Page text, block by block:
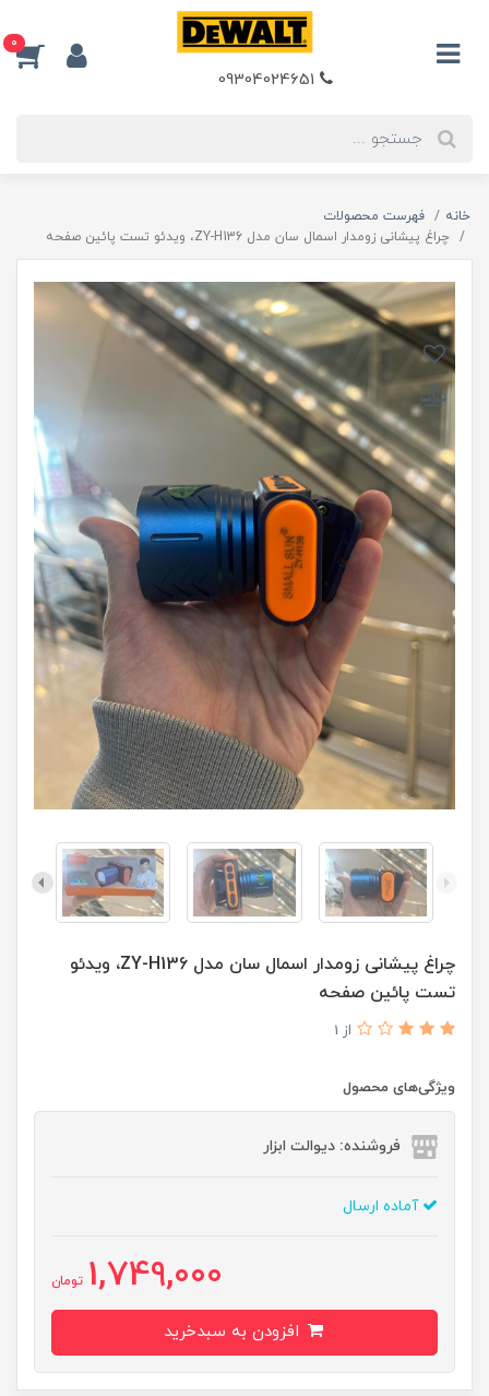
0
خانه
فهرست محصولات
چراغ پیشانی زومدار اسمال سان مدل ZY-H136، ویدئو تست پائین صفحه
چراغ پیشانی زومدار اسمال سان مدل ZY-H136، ویدئو
تست پائین صفحه
از 1
ویژگی‌های محصول
فروشنده: دیوالت ابزار
آماده ارسال
1,749,000 تومان